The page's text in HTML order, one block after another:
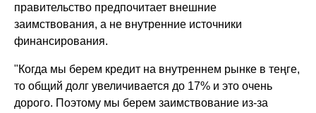
правительство предпочитает внешние
заимствования, а не внутренние источники
финансирования.
"Когда мы берем кредит на внутреннем рынке в теңге,
то общий долг увеличивается до 17% и это очень
дорого. Поэтому мы берем заимствование из-за